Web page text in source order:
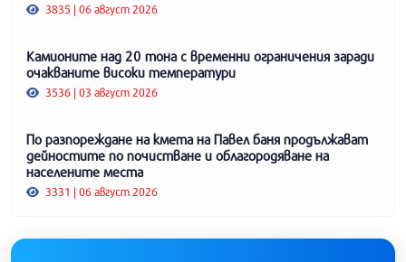
3835 | 06 август 2026
Камионите над 20 тона с временни ограничения заради
очакваните високи температури
3536 | 03 август 2026
По разпореждане на кмета на Павел баня продължават
дейностите по почистване и облагородяване на
населените места
3331 | 06 август 2026